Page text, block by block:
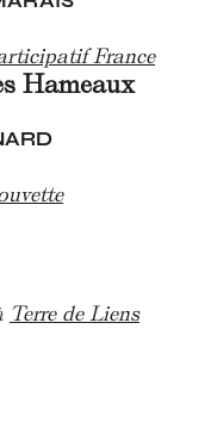
France
Hameaux
Terre de Liens